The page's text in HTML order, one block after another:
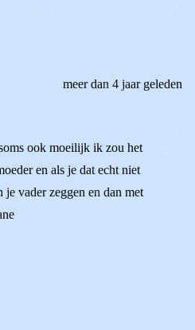
meer dan 4 jaar geleden
ook moeilijk ik zou het
en als je dat echt niet
vader zeggen en dan met